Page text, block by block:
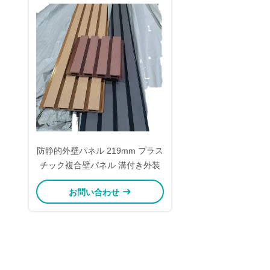
防静的外壁パネル 219mm プラス
チック複合壁パネル 溝付き外装
お問い合わせ